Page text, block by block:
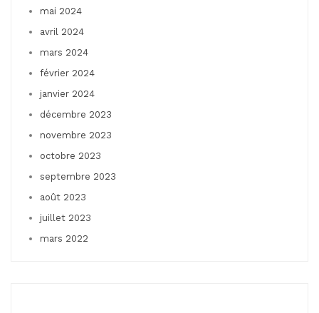
mai 2024
avril 2024
mars 2024
février 2024
janvier 2024
décembre 2023
novembre 2023
octobre 2023
septembre 2023
août 2023
juillet 2023
mars 2022